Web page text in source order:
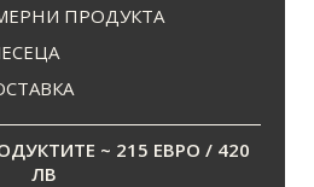
ПРОДУКТА
~ 215 ЕВРО / 420
ЛВ